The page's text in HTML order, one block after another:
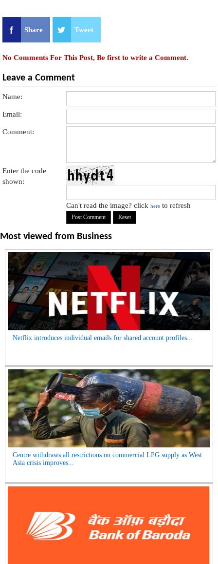
Share Tweet
No Comments For This Post, Be first to write a Comment.
Leave a Comment
Name:
Email:
Comment:
Enter the code
shown:
Can't read the image? clickhere to refresh
Most viewed from Business
Netflix introduces individual emails for shared account profiles...
Centre withdraws all restrictions on commercial LPG supply as West
Asia crisis improves...